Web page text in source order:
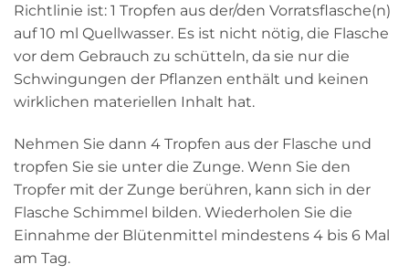
Richtlinie ist: 1 Tropfen aus der/den Vorratsflasche(n)
auf 10 ml Quellwasser. Es ist nicht nötig, die Flasche
vor dem Gebrauch zu schütteln, da sie nur die
Schwingungen der Pflanzen enthält und keinen
wirklichen materiellen Inhalt hat.
Nehmen Sie dann 4 Tropfen aus der Flasche und
tropfen Sie sie unter die Zunge. Wenn Sie den
Tropfer mit der Zunge berühren, kann sich in der
Flasche Schimmel bilden. Wiederholen Sie die
Einnahme der Blütenmittel mindestens 4 bis 6 Mal
am Tag.